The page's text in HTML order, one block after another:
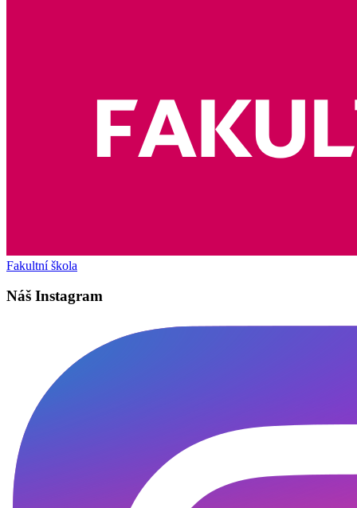
Fakultní škola
Náš Instagram